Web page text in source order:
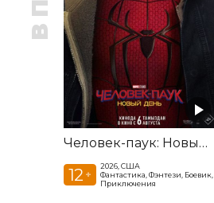
Человек-паук: Новый день
12 +
2026, США
Фантастика, Фэнтези, Боевик,
Приключения